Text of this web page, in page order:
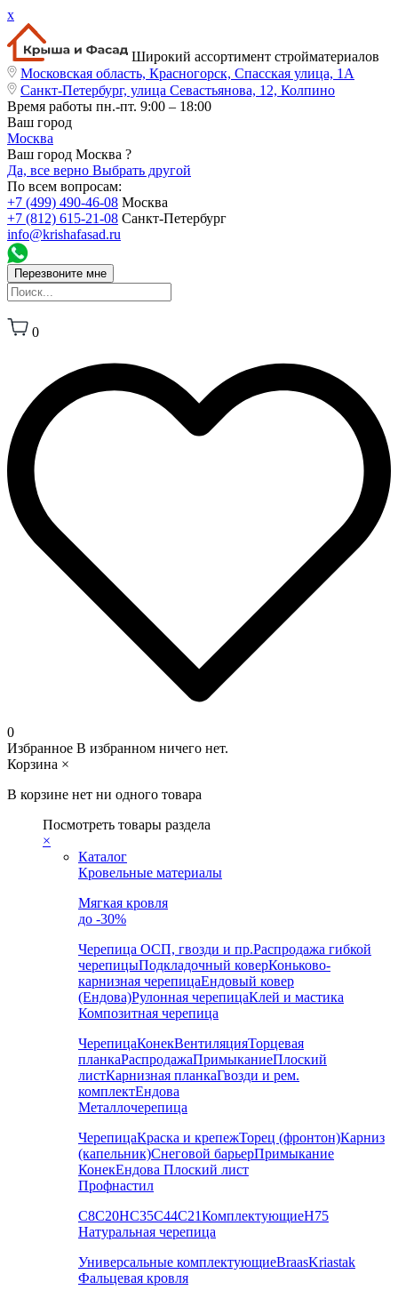
x
Широкий ассортимент стройматериалов
Московская область, Красногорск, Спасская улица, 1А
Санкт-Петербург, улица Севастьянова, 12, Колпино
Время работы пн.-пт. 9:00 – 18:00
Ваш город
Москва
Ваш город Москва ?
Да, все верно Выбрать другой
По всем вопросам:
+7 (499) 490-46-08 Москва
+7 (812) 615-21-08 Санкт-Петербург
info@krishafasad.ru
Перезвоните мне
0
0
Избранное В избранном ничего нет.
Корзина ×
В корзине нет ни одного товара
Посмотреть товары раздела
×
Каталог
Кровельные материалы
Мягкая кровля
до -30%
Черепица ОСП, гвозди и пр.Распродажа гибкой
черепицыПодкладочный коверКоньково-
карнизная черепицаЕндовый ковер
(Ендова)Рулонная черепицаКлей и мастика
Композитная черепица
ЧерепицаКонекВентиляцияТорцевая
планкаРаспродажаПримыканиеПлоский
листКарнизная планкаГвозди и рем.
комплектЕндова
Металлочерепица
ЧерепицаКраска и крепежТорец (фронтон)Карниз
(капельник)Снеговой барьерПримыкание
КонекЕндова Плоский лист
Профнастил
С8С20НС35С44С21КомплектующиеН75
Натуральная черепица
Универсальные комплектующиеBraasKriastak
Фальцевая кровля